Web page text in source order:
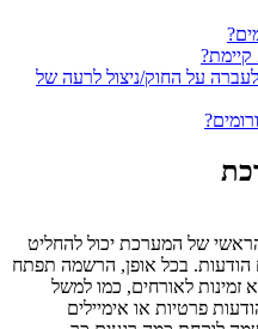
על החוק/ניצול לרעה של
של המערכת יכול להחליט
בכל אופן, הרשמה תפתח
זמינות לאורחים, כמו למשל
פרטיות או אימיילים